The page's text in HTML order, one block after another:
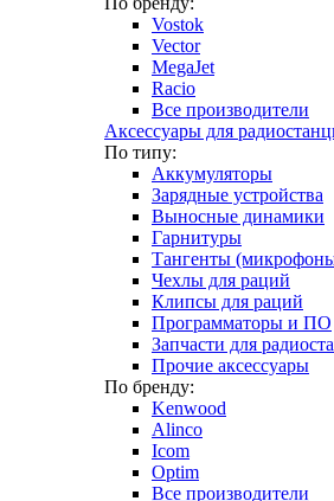
Vostok
Vector
MegaJet
Racio
Все производители
Аксессуары для
По типу:
Аккумуляторы
Зарядные устройства
Выносные динамики
Гарнитуры
Тангенты
Чехлы для раций
Клипсы для раций
Программаторы и ПО
Запчасти для
Прочие аксессуары
По бренду:
Kenwood
Alinco
Icom
Optim
Все производители